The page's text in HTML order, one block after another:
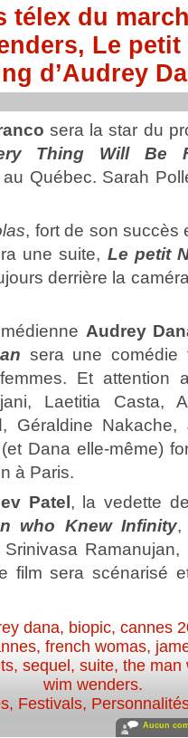
télex du
Le
d’Audrey
sera la star du
Thing Will Be
Québec. Sarah
, fort de son succès
une suite, Le petit
derrière la
Audrey
sera une comédie
Et attention
Laetitia Casta,
Géraldine Nakache,
Dana elle-même)
à Paris.
Patel, la vedette
who Knew Infinity,
film sera scénarisé
dana, biopic, cannes
, french womas,
,sequel ,suite,the man
wim wenders.
, Festivals,
Aucun